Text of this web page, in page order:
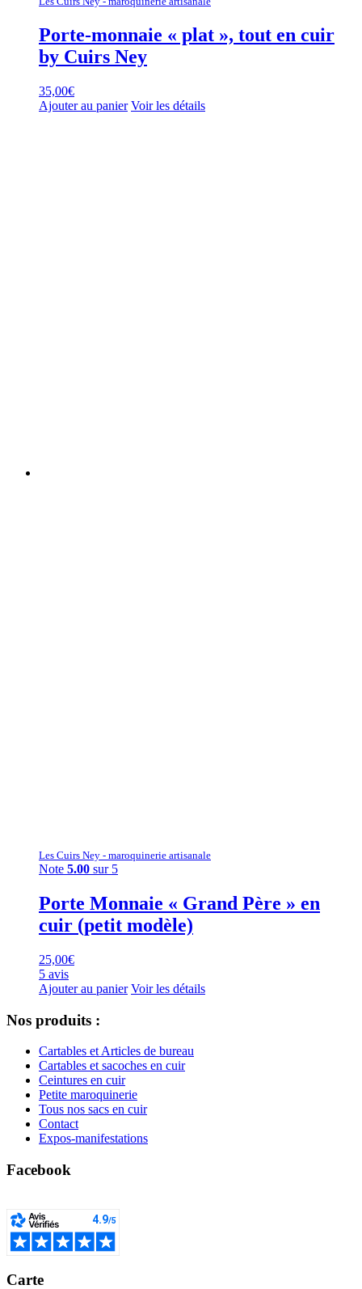
Porte-monnaie « plat », tout en cuir
by Cuirs Ney
35,00€
Ajouter au panier Voir les détails
Les Cuirs Ney - maroquinerie artisanale
Note 5.00 sur 5
Porte Monnaie « Grand Père » en
cuir (petit modèle)
25,00€
5 avis
Ajouter au panier Voir les détails
Nos produits :
Cartables et Articles de bureau
Cartables et sacoches en cuir
Ceintures en cuir
Petite maroquinerie
Tous nos sacs en cuir
Contact
Expos-manifestations
Facebook
Carte